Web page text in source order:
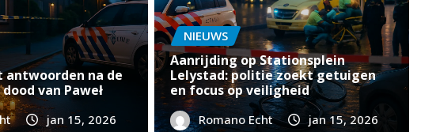
Aanpak van
Lelystad: aanhouding 17-
wat de buurt moet weten
Romano Echt jan 16, 2026 0
antwoorden na de
van Paweł
jan 15, 2026
NIEUWS
Aanrijding op Stationsplein
Lelystad: politie zoekt getuigen
en focus op veiligheid
Romano Echt jan 15, 2026